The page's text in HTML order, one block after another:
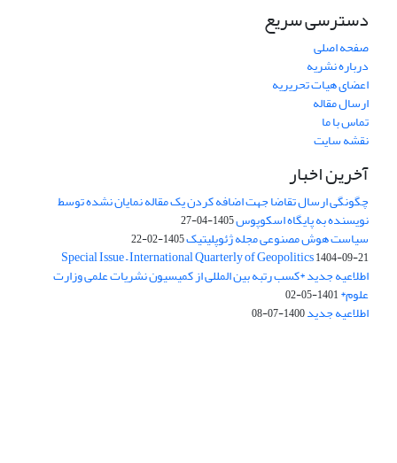
دسترسی سریع
صفحه اصلی
درباره نشریه
اعضای هیات تحریریه
ارسال مقاله
تماس با ما
نقشه سایت
آخرین اخبار
چگونگی ارسال تقاضا جهت اضافه کردن یک مقاله نمایان نشده توسط
نویسنده به پایگاه اسکوپوس1405-04-27
سیاست هوش مصنوعی مجله ژئوپلیتیک1405-02-22
Special Issue – International Quarterly of Geopolitics1404-09-21
اطلاعیه جدید *کسب رتبه بین المللی از کمیسیون نشریات علمی وزارت
علوم*1401-05-02
اطلاعیه جدید1400-07-08